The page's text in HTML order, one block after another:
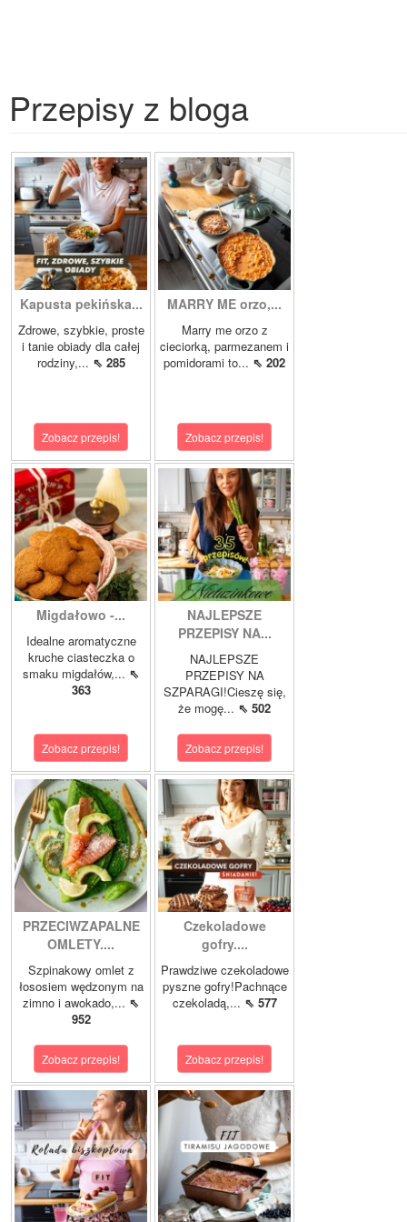
Przepisy z bloga
Kapusta pekińska...
Zdrowe, szybkie, proste
i tanie obiady dla całej
rodziny,... ⇖ 285
Zobacz przepis!
MARRY ME orzo,...
Marry me orzo z
cieciorką, parmezanem i
pomidorami to... ⇖ 202
Zobacz przepis!
Migdałowo -...
Idealne aromatyczne
kruche ciasteczka o
smaku migdałów,... ⇖
363
Zobacz przepis!
NAJLEPSZE
PRZEPISY NA...
NAJLEPSZE
PRZEPISY NA
SZPARAGI!Cieszę się,
że mogę... ⇖ 502
Zobacz przepis!
PRZECIWZAPALNE
OMLETY....
Szpinakowy omlet z
łososiem wędzonym na
zimno i awokado,... ⇖
952
Zobacz przepis!
Czekoladowe
gofry....
Prawdziwe czekoladowe
pyszne gofry!Pachnące
czekoladą,... ⇖ 577
Zobacz przepis!